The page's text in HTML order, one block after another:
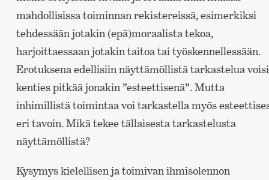
mahdollisissa toiminnan rekistereissä, esimerkiksi
tehdessään jotakin (epä)moraalista tekoa,
harjoittaessaan jotakin taitoa tai työskennellessään.
Erotuksena edellisiin näyttämöllistä tarkastelua voisi
kenties pitkää jonakin ”esteettisenä”. Mutta
inhimillistä toimintaa voi tarkastella myös
eri tavoin. Mikä tekee tällaisesta tarkastelusta
näyttämöllistä?
Kysymys kielellisen ja toimivan ihmisolennon